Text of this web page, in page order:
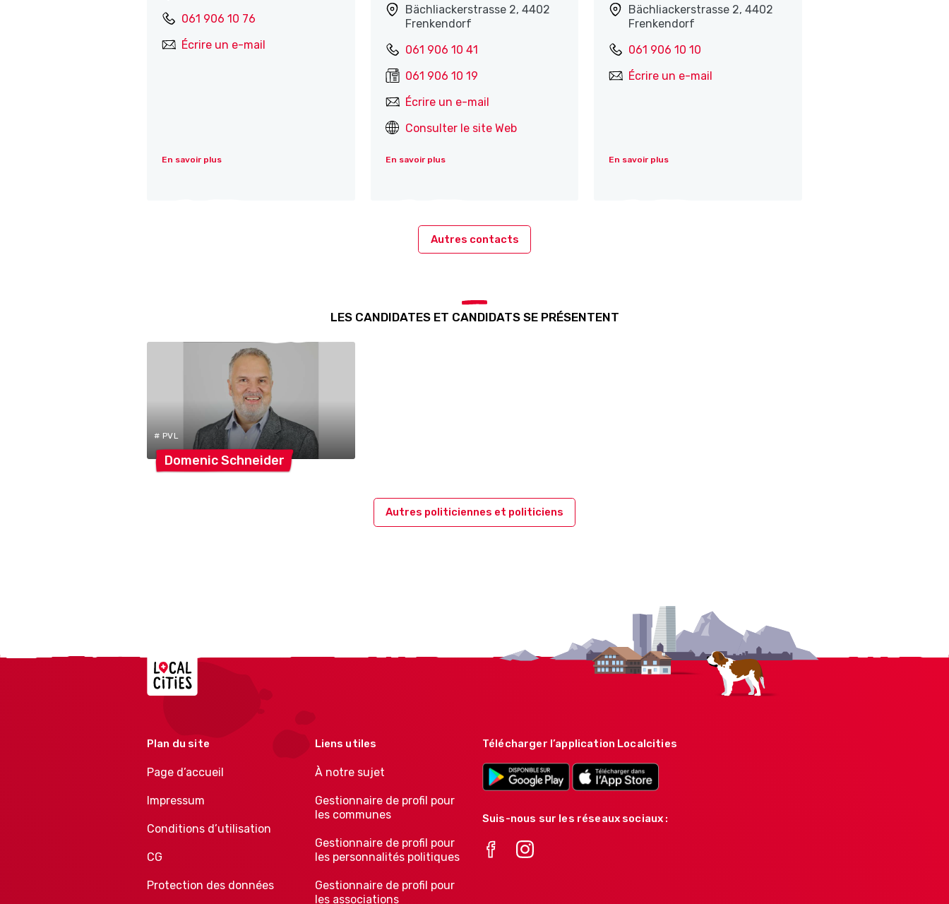
061 906 10 76
Écrire un e-mail
En savoir plus
Bächliackerstrasse 2, 4402
Frenkendorf
061 906 10 41
061 906 10 19
Écrire un e-mail
Consulter le site Web
En savoir plus
Bächliackerstrasse 2, 4402
Frenkendorf
061 906 10 10
Écrire un e-mail
En savoir plus
Autres contacts
LES CANDIDATES ET CANDIDATS SE PRÉSENTENT
# PVL
DomenicSchneider
Autres politiciennes et politiciens
Localcities
Plan du site
Page d’accueil
Impressum
Conditions d’utilisation
CG
Protection des données
Liens utiles
À notre sujet
Gestionnaire de profil pour
les communes
Gestionnaire de profil pour
les personnalités politiques
Gestionnaire de profil pour
les associations
Télécharger l’application Localcities
Suis-nous sur les réseaux sociaux :